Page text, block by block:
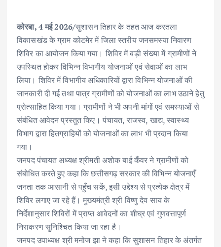
e
b
o
o
k
it
te
r
ai
l
at
s
A
p
p
k
e
dI
n
ar
e
कोरबा, 4 मई 2026/सुशासन तिहार के तहत आज करतला
विकासखंड के ग्राम कोटमेर में जिला स्तरीय जनसमस्या निवारण
शिविर का आयोजन किया गया। शिविर में बड़ी संख्या में ग्रामीणों ने
उपस्थित होकर विभिन्न विभागीय योजनाओं एवं सेवाओं का लाभ
लिया। शिविर में विभागीय अधिकारियों द्वारा विभिन्न योजनाओं की
जानकारी दी गई तथा पात्र ग्रामीणों को योजनाओं का लाभ उठाने हेतु
प्रोत्साहित किया गया। ग्रामीणों ने भी अपनी मांगों एवं समस्याओं से
संबंधित आवेदन प्रस्तुत किए। पंचायत, राजस्व, खाद्य, स्वास्थ्य
विभाग द्वारा हितग्राहियों को योजनाओं का लाभ भी प्रदान किया
गया।
जनपद पंचायत अध्यक्ष श्रीमती अशोक बाई कँवर ने ग्रामीणों को
संबोधित करते हुए कहा कि छत्तीसगढ़ सरकार की विभिन्न योजनाएँ
जनता तक आसानी से पहुँच सकें, इसी उद्देश्य से प्रत्येक क्षेत्र में
शिविर लगाए जा रहे हैं। मुख्यमंत्री श्री विष्णु देव साय के
निर्देशानुसार शिविरों में प्राप्त आवेदनों का शीघ्र एवं गुणवत्तापूर्ण
निराकरण सुनिश्चित किया जा रहा है।
जनपद उपाध्यक्ष श्री मनोज झा ने कहा कि सुशासन तिहार के अंतर्गत